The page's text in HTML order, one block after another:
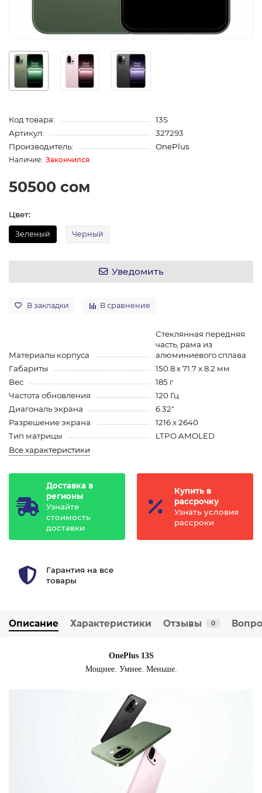
Код товара:
13S
Артикул:
327293
Производитель:
OnePlus
Закончился
50500 сом
Цвет:
Зеленый Черный
Уведомить
В закладки В сравнение
Материалы корпуса
Стеклянная передняя
часть, рама из
алюминиевого сплава
Габариты
150.8 x 71.7 x 8.2 мм
Вес
185 г
Частота обновления
120 Гц
Диагональ экрана
6.32"
Разрешение экрана
1216 x 2640
Тип матрицы
LTPO AMOLED
Все характеристики
Доставка в
регионы
Узнайте
стоимость
доставки
Купить в
рассрочку
Узнать условия
рассроки
Гарантия на все
товары
Описание Характеристики Отзывы 0
OnePlus 13S
Мощнее. Умнее. Меньше.